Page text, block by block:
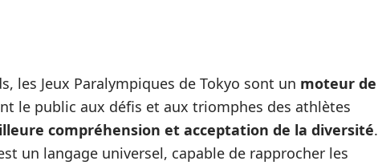
les Jeux Paralympiques de Tokyo sont un moteur de
le public aux défis et aux triomphes des athlètes
compréhension et acceptation de la diversité.
un langage universel, capable de rapprocher les